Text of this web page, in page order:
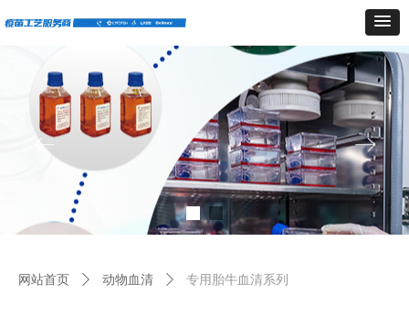
网站首页 ꄲ 动物血清 ꄲ 专用胎牛血清系列
ꂃ ꁹ